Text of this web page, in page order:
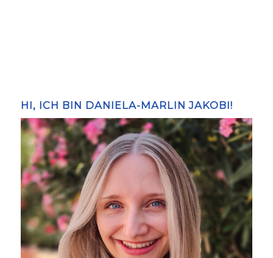
HI, ICH BIN DANIELA-MARLIN JAKOBI!